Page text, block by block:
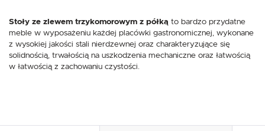
Stoły ze zlewem trzykomorowym z półką to bardzo przydatne
meble w wyposażeniu każdej placówki gastronomicznej, wykonane
z wysokiej jakości stali nierdzewnej oraz charakteryzujące się
solidnością, trwałością na uszkodzenia mechaniczne oraz łatwością
w łatwością z zachowaniu czystości.
Szanujemy Twoją prywatność. Możesz zmienić ustawienia cookies
wszystkie. W dowolnym momencie możesz dokonać zmiany
Niezbędne
ZAPISZ